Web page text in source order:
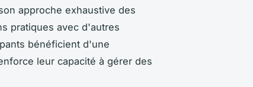
approche exhaustive des
pratiques avec d'autres
bénéficient d'une
leur capacité à gérer des